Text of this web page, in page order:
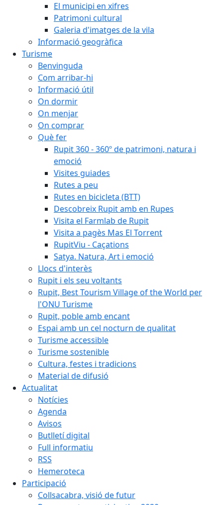
El municipi en xifres
Patrimoni cultural
Galeria d'imatges de la vila
Informació geogràfica
Turisme
Benvinguda
Com arribar-hi
Informació útil
On dormir
On menjar
On comprar
Què fer
Rupit 360 - 360º de patrimoni, natura i
emoció
Visites guiades
Rutes a peu
Rutes en bicicleta (BTT)
Descobreix Rupit amb en Rupes
Visita el Farmlab de Rupit
Visita a pagès Mas El Torrent
RupitViu - Caçations
Satya. Natura, Art i emoció
Llocs d'interès
Rupit i els seu voltants
Rupit, Best Tourism Village of the World per
l'ONU Turisme
Rupit, poble amb encant
Espai amb un cel nocturn de qualitat
Turisme accessible
Turisme sostenible
Cultura, festes i tradicions
Material de difusió
Actualitat
Notícies
Agenda
Avisos
Butlletí digital
Full informatiu
RSS
Hemeroteca
Participació
Collsacabra, visió de futur